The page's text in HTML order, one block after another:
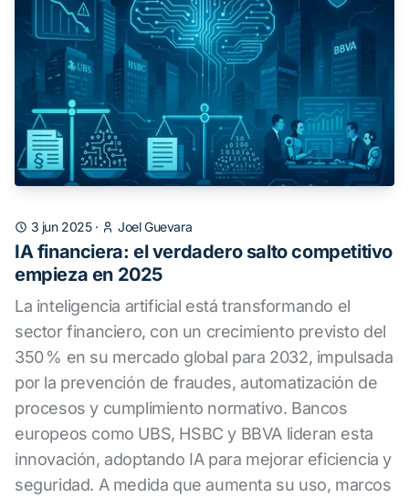
3 jun 2025· Joel Guevara
IA financiera: el verdadero salto competitivo
empieza en 2025
La inteligencia artificial está transformando el
sector financiero, con un crecimiento previsto del
350 % en su mercado global para 2032, impulsada
por la prevención de fraudes, automatización de
procesos y cumplimiento normativo. Bancos
europeos como UBS, HSBC y BBVA lideran esta
innovación, adoptando IA para mejorar eficiencia y
seguridad. A medida que aumenta su uso, marcos